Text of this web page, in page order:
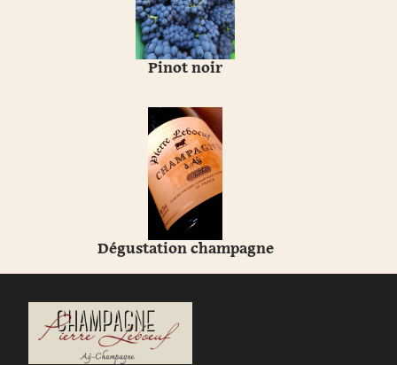
Pinot noir
Dégustation champagne